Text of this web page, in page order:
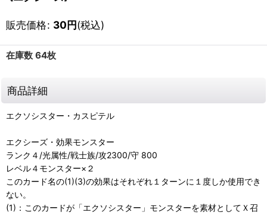
販売価格: 30円(税込)
在庫数 64枚
商品詳細
エクソシスター・カスピテル
エクシーズ・効果モンスター
ランク４/光属性/戦士族/攻2300/守 800
レベル４モンスター×２
このカード名の(1)(3)の効果はそれぞれ１ターンに１度しか使用でき
ない。
(1)：このカードが「エクソシスター」モンスターを素材としてＸ召